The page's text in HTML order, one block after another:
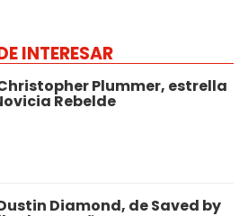
INTERESAR
Plummer, estrella
Rebelde
Diamond, de Saved by